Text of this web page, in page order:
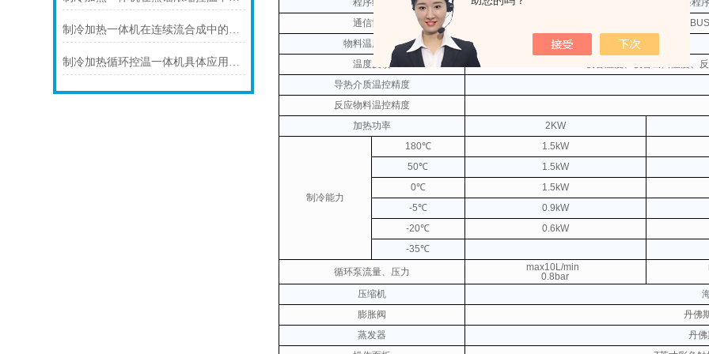
制冷加热一体机在连续流合成中的连续化控温应用
制冷加热循环控温一体机具体应用场景及技术解析
程序编辑
可编制5条程
通信协议
物料温度反馈
温度反馈
设备温度、设备出口温度、
导热介质温控精度
反应物料温控精度
加热功率
2KW
制冷能力
180℃
1.5kW
50℃
1.5kW
0℃
1.5kW
-5℃
0.9kW
-20℃
0.6kW
-35℃
循环泵流量、压力
max10L/min
0.8bar
压缩机
膨胀阀
丹佛
蒸发器
丹